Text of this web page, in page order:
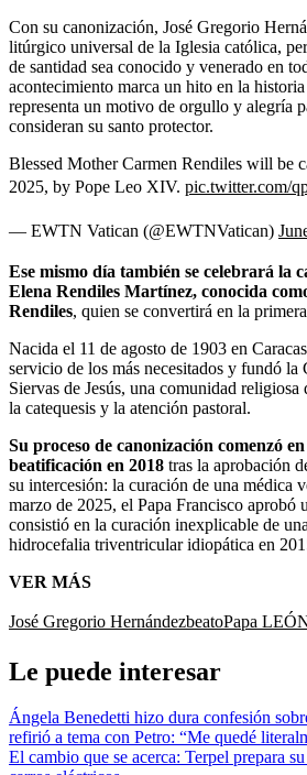
Con su canonización, José Gregorio
litúrgico universal de la Iglesia católica,
de santidad sea conocido y venerado en
acontecimiento marca un hito en la
representa un motivo de orgullo y alegría
consideran su santo protector.
Blessed Mother Carmen Rendiles will be
2025, by Pope Leo XIV. pic.twitter.com/
— EWTN Vatican (@EWTNVatican)
Ese mismo día también se celebrará la
Elena Rendiles Martínez, conocida
Rendiles, quien se convertirá en la
Nacida el 11 de agosto de 1903 en
servicio de los más necesitados y fundó la
Siervas de Jesús, una comunidad religiosa
la catequesis y la atención pastoral.
Su proceso de canonización comenzó
beatificación en 2018 tras la aprobación
su intercesión: la curación de una médica
marzo de 2025, el Papa Francisco aprobó
consistió en la curación inexplicable de
hidrocefalia triventricular idiopática en
VER MÁS
José Gregorio HernándezbeatoPapa
Le puede interesar
Ángela Benedetti hizo dura confesión
refirió a tema con Petro: “Me quedé
El cambio que se acerca: Terpel prepara